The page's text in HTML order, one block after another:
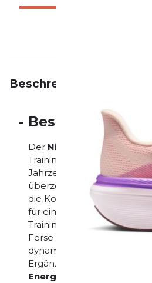
Beschreibung
- Beschreibung
Der Nike Pegasus 42ist
Trainingsläufe entwickelt
Jahrzehnten gehört die
überzeugt auch in dieser
die Kombination aus
für ein äußerst
Trainingseinheiten. Im
Ferse bis in den Vorfuß
dynamisches
Ergänzt wird dieses
Energierückgabe
liefert